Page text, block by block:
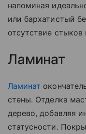
напоминая
или бархатистый
отсутствие стыков
Ламинат
Ламинат
стены. Отделка
дерево, добавляя
статусности.